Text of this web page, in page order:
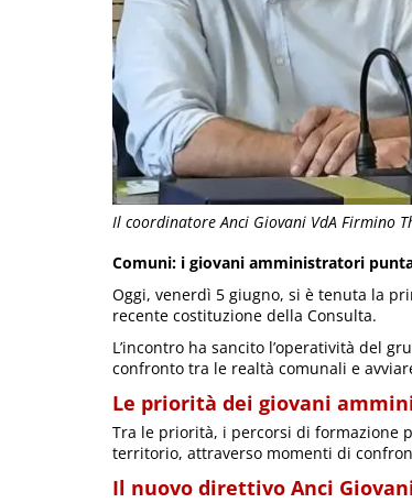
Il coordinatore Anci Giovani VdA Firmino
Comuni: i giovani amministratori
Oggi, venerdì 5 giugno, si è tenuta la
recente costituzione della Consulta.
L’incontro ha sancito l’operatività del
confronto tra le realtà comunali e
Le priorità dei giovani
Tra le priorità, i percorsi di formazione
territorio, attraverso momenti di
Il nuovo direttivo Anci